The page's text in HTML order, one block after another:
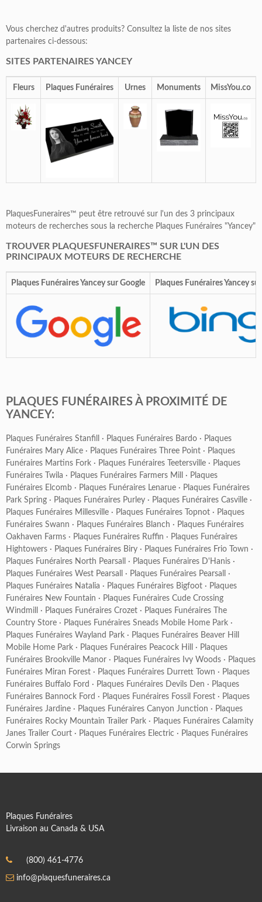
Vous cherchez d'autres produits? Consultez la liste de nos sites
partenaires ci-dessous:
SITES PARTENAIRES YANCEY
Fleurs Plaques Funéraires Urnes Monuments MissYou.co
PlaquesFuneraires™ peut être retrouvé sur l'un des 3 principaux
moteurs de recherches sous la recherche Plaques Funéraires "Yancey"
TROUVER PLAQUESFUNERAIRES™ SUR L'UN DES
PRINCIPAUX MOTEURS DE RECHERCHE
Plaques Funéraires Yancey sur Google Plaques Funéraires Yancey
PLAQUES FUNÉRAIRES À PROXIMITÉ DE
YANCEY:
Plaques Funéraires Stanfill · Plaques Funéraires Bardo · Plaques
Funéraires Mary Alice · Plaques Funéraires Three Point · Plaques
Funéraires Martins Fork · Plaques Funéraires Teetersville · Plaques
Funéraires Twila · Plaques Funéraires Farmers Mill · Plaques
Funéraires Elcomb · Plaques Funéraires Lenarue · Plaques Funéraires
Park Spring · Plaques Funéraires Purley · Plaques Funéraires Casville ·
Plaques Funéraires Millesville · Plaques Funéraires Topnot · Plaques
Funéraires Swann · Plaques Funéraires Blanch · Plaques Funéraires
Oakhaven Farms · Plaques Funéraires Ruffin · Plaques Funéraires
Hightowers · Plaques Funéraires Biry · Plaques Funéraires Frio Town ·
Plaques Funéraires North Pearsall
· Plaques Funéraires D'Hanis ·
Plaques Funéraires West Pearsall
· Plaques Funéraires Pearsall
·
Plaques Funéraires Natalia · Plaques Funéraires Bigfoot · Plaques
Funéraires New Fountain · Plaques Funéraires Cude Crossing
Windmill
· Plaques Funéraires Crozet · Plaques Funéraires The
Country Store · Plaques Funéraires Sneads Mobile Home Park ·
Plaques Funéraires Wayland Park · Plaques Funéraires Beaver Hill
Mobile Home Park · Plaques Funéraires Peacock Hill · Plaques
Funéraires Brookville Manor · Plaques Funéraires Ivy Woods · Plaques
Funéraires Miran Forest · Plaques Funéraires Durrett Town · Plaques
Funéraires Buffalo Ford · Plaques Funéraires Devils Den · Plaques
Funéraires Bannock Ford · Plaques Funéraires Fossil Forest · Plaques
Funéraires Jardine · Plaques Funéraires Canyon Junction · Plaques
Funéraires Rocky Mountain Trailer Park · Plaques Funéraires Calamity
Janes Trailer Court · Plaques Funéraires Electric · Plaques Funéraires
Corwin Springs
Plaques Funéraires
Livraison au Canada & USA
(800) 461-4776
info@plaquesfuneraires.ca